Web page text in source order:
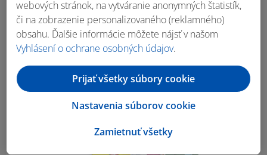
webových stránok, na vytváranie anonymných štatistík,
či na zobrazenie personalizovaného (reklamného)
obsahu. Ďalšie informácie môžete nájsť v našom
Vyhlásení o ochrane osobných údajov.
Zamietnuť všetky
Nastavenia súborov cookie
Prijať všetky súbory cookie